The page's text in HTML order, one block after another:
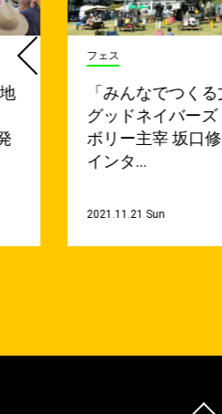
フェス
「みんなでつくる
グッドネイバー
ボリー主宰 坂口
インタ…
2021.11.21 Sun